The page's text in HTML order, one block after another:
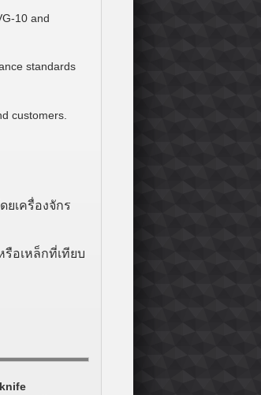
10 and
standards
customers.
เครื่องจักร
อเหล็กที่เทียบ